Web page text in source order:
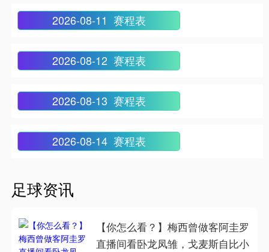
2026-08-11 赛程表
2026-08-12 赛程表
2026-08-13 赛程表
2026-08-14 赛程表
足球资讯
【你怎么看？】梅西曾做客阿圭罗
直播间看卧龙凤雏，戈麦斯自比小